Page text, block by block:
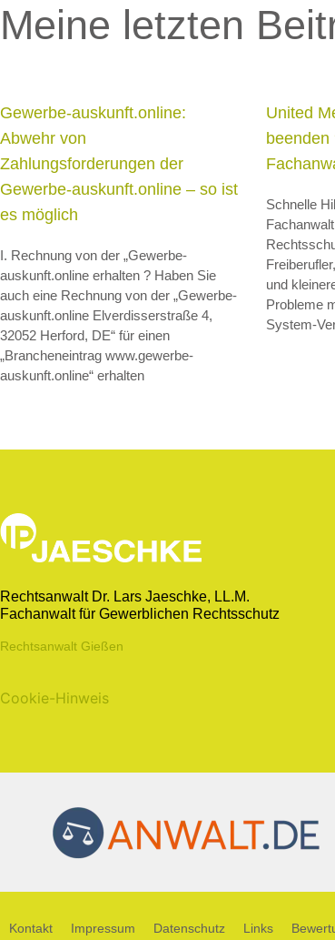
Meine letzten
Gewerbe-auskunft.online:
Abwehr von
Zahlungsforderungen der
Gewerbe-auskunft.online – so ist
es möglich
I. Rechnung von der „Gewerbe-
auskunft.online erhalten ? Haben Sie
auch eine Rechnung von der „Gewerbe-
auskunft.online Elverdisserstraße 4,
32052 Herford, DE“ für einen
„Brancheneintrag www.gewerbe-
auskunft.online“ erhalten
United
beenden
Schnelle
und
Probleme
System-
Rechtsanwalt Dr. Lars Jaeschke, LL.M.
Fachanwalt für Gewerblichen Rechtsschutz
Rechtsanwalt Gießen
Cookie-Hinweis
Kontakt Impressum Datenschutz Links